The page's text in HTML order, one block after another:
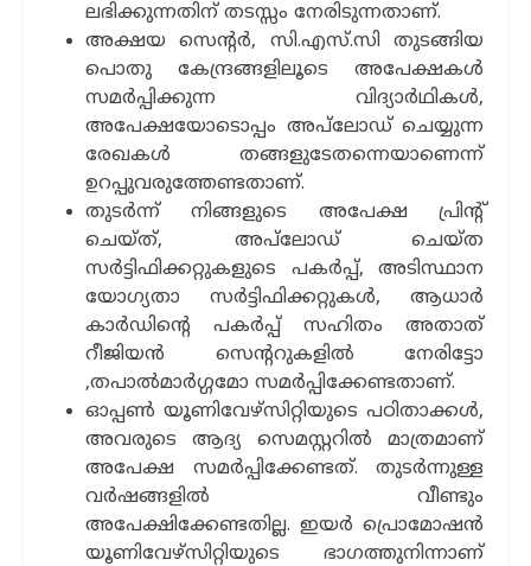
ലഭിക്കുന്നതിന് തടസ്സം നേരിടുന്നതാണ്.
അക്ഷയ സെന്‍റര്‍, സി.എസ്.സി തുടങ്ങിയ
പൊതു കേന്ദ്രങ്ങളിലൂടെ അപേക്ഷകള്‍
സമര്‍പ്പിക്കുന്ന വിദ്യാര്‍ഥികള്‍,
അപേക്ഷയോടൊപ്പം അപ്‌ലോഡ് ചെയ്യുന്ന
രേഖകള്‍ തങ്ങളുടേതന്നെയാണെന്ന്
ഉറപ്പുവരുത്തേണ്ടതാണ്.
തുടര്‍ന്ന് നിങ്ങളുടെ അപേക്ഷ പ്രിന്‍റ്
ചെയ്ത്, അപ്‌ലോഡ് ചെയ്ത
സര്‍ട്ടിഫിക്കറ്റുകളുടെ പകര്‍പ്പ്, അടിസ്ഥാന
യോഗ്യതാ സര്‍ട്ടിഫിക്കറ്റുകള്‍, ആധാര്‍
കാര്‍ഡിന്‍റെ പകര്‍പ്പ് സഹിതം അതാത്
റീജിയന്‍ സെന്‍ററുകളില്‍ നേരിട്ടോ
,തപാൽമാർഗ്ഗമോ സമര്‍പ്പിക്കേണ്ടതാണ്.
ഓപ്പണ്‍ യൂണിവേഴ്സിറ്റിയുടെ പഠിതാക്കള്‍,
അവരുടെ ആദ്യ സെമസ്റ്ററില്‍ മാത്രമാണ്
അപേക്ഷ സമര്‍പ്പിക്കേണ്ടത്. തുടര്‍ന്നുള്ള
വര്‍ഷങ്ങളില്‍ വീണ്ടും
അപേക്ഷിക്കേണ്ടതില്ല. ഇയര്‍ പ്രൊമോഷന്‍
യൂണിവേഴ്സിറ്റിയുടെ ഭാഗത്തുനിന്നാണ്